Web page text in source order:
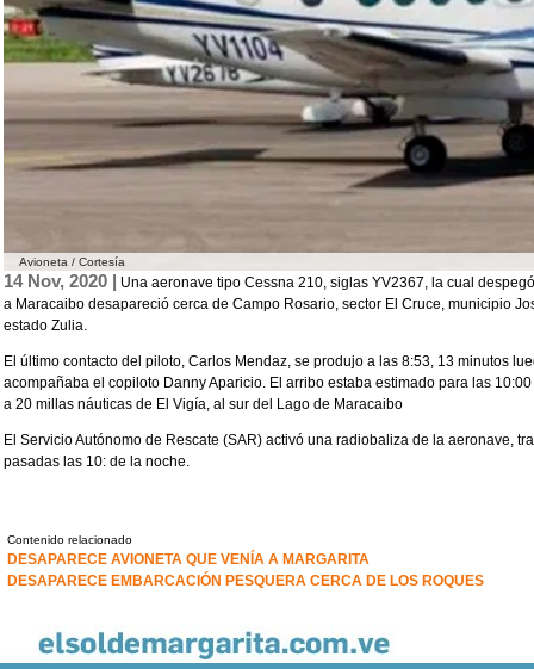
Avioneta / Cortesía
14 Nov, 2020 | Una aeronave tipo Cessna 210, siglas YV2367, la cual
a Maracaibo desapareció cerca de Campo Rosario, sector El Cruce, municipio
estado Zulia.
El último contacto del piloto, Carlos Mendaz, se produjo a las 8:53, 13 minutos
acompañaba el copiloto Danny Aparicio. El arribo estaba estimado para las
a 20 millas náuticas de El Vigía, al sur del Lago de Maracaibo
El Servicio Autónomo de Rescate (SAR) activó una radiobaliza de la aeronave,
pasadas las 10: de la noche.
Contenido relacionado
DESAPARECE AVIONETA QUE VENÍA A MARGARITA
DESAPARECE EMBARCACIÓN PESQUERA CERCA DE LOS ROQUES